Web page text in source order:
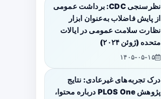
نظرسنجی CDC: برداشت عمومی
از پایش فاضلاب به‌عنوان ابزار
نظارت سلامت عمومی در ایالات
متحده (ژوئن ۲۰۲۴)
۱۴۰۵-۰۵-۱۵
درک تجربه‌های غیرعادی: نتایج
پژوهش PLOS One درباره محتوا،